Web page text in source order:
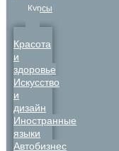
Курсы
Красота
и
здоровье
Искусство
и
дизайн
Иностранные
языки
Автобизнес